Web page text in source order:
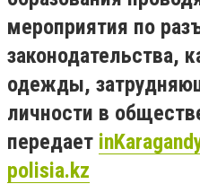
мероприятия по
законодательства,
одежды,
личности в
передает
polisia.kz